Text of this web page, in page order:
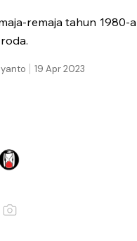
remaja tahun 1980-
19 Apr 2023